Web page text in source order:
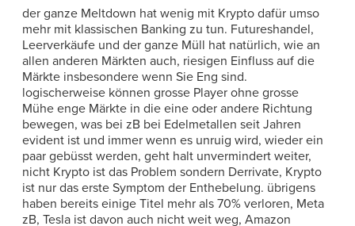
der ganze Meltdown hat wenig mit Krypto dafür umso
mehr mit klassischen Banking zu tun. Futureshandel,
Leerverkäufe und der ganze Müll hat natürlich, wie an
allen anderen Märkten auch, riesigen Einfluss auf die
Märkte insbesondere wenn Sie Eng sind.
logischerweise können grosse Player ohne grosse
Mühe enge Märkte in die eine oder andere Richtung
bewegen, was bei zB bei Edelmetallen seit Jahren
evident ist und immer wenn es unruig wird, wieder ein
paar gebüsst werden, geht halt unvermindert weiter,
nicht Krypto ist das Problem sondern Derrivate, Krypto
ist nur das erste Symptom der Enthebelung. übrigens
haben bereits einige Titel mehr als 70% verloren, Meta
zB, Tesla ist davon auch nicht weit weg, Amazon